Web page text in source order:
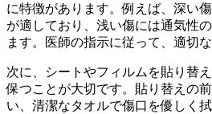
に特徴があります。例えば、深い
が適しており、浅い傷には通気性
ます。医師の指示に従って、適切
次に、シートやフィルムを貼り替え
保つことが大切です。貼り替えの
い、清潔なタオルで傷口を優しく